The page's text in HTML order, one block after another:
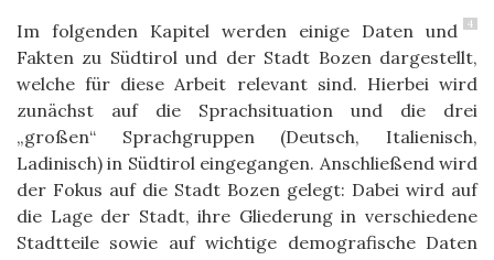
4
Im folgenden Kapitel werden einige Daten und
Fakten zu Südtirol und der Stadt Bozen dargestellt,
welche für diese Arbeit relevant sind. Hierbei wird
zunächst auf die Sprachsituation und die drei
„großen“ Sprachgruppen (Deutsch, Italienisch,
Ladinisch) in Südtirol eingegangen. Anschließend wird
der Fokus auf die Stadt Bozen gelegt: Dabei wird auf
die Lage der Stadt, ihre Gliederung in verschiedene
Stadtteile sowie auf wichtige demografische Daten